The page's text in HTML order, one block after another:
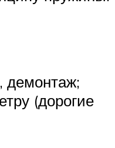
демонтаж;
(дорогие